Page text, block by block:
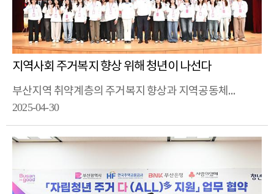
지역사회 주거복지 향상 위해 청년이 나선다
부산지역 취약계층의 주거복지 향상과 지역공동체 활성화를 위해 ‘한국주택금융공사(HF) 대학생 봉사단’이 나섰습니다.
2025-04-30